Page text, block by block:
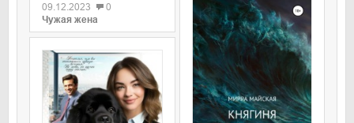
09.12.2023
0
Чужая жена